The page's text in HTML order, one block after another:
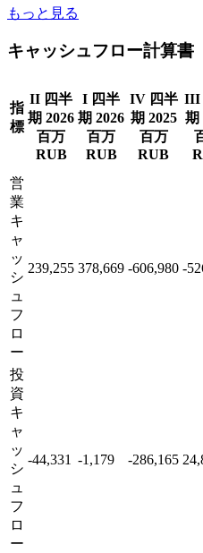
もっと見る
キャッシュフロー計算書
指
標
II 四半
期 2026
百万
RUB
I 四半
期 2026
百万
RUB
IV 四半
期 2025
百万
RUB
III
期
営
業
キ
ャ
ッ
シ
ュ
フ
ロ
ー
239,255 378,669 -606,980 -
投
資
キ
ャ
ッ
シ
ュ
フ
ロ
ー
-44,331 -1,179 -286,165